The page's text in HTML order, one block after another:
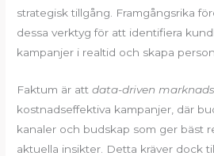
strategisk tillgång. Framgångsrika
dessa verktyg för att identifiera
kampanjer i realtid och skapa
Faktum är attdata-driven
kostnadseffektiva kampanjer, där
kanaler och budskap som ger bäst
aktuella insikter. Detta kräver dock